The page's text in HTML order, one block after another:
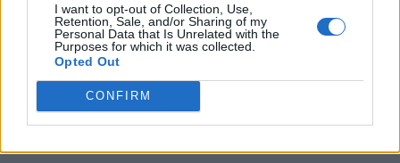
I want to opt-out of Collection, Use,
Retention, Sale, and/or Sharing of my
Personal Data that Is Unrelated with the
Purposes for which it was collected.
Opted Out
CONFIRM